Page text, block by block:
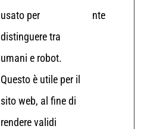
usato per
distinguere tra
umani e robot.
Questo è utile per il
sito web, al fine di
rendere validi
nte